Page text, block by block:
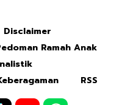
Disclaimer
Ramah Anak
RSS